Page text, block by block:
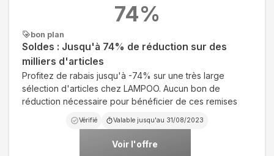
bon plan
Soldes : Jusqu'à 74% de réduction sur des
milliers d'articles
Profitez de rabais jusqu'à -74% sur une très large
sélection d'articles chez LAMPOO. Aucun bon de
réduction nécessaire pour bénéficier de ces remises
Vérifié Valable jusqu'au 31/08/2023
Voir l'offre
74%